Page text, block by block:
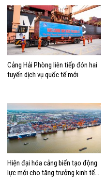
Cảng Hải Phòng liên tiếp đón hai
tuyến dịch vụ quốc tế mới
Hiện đại hóa cảng biển tạo động
lực mới cho tăng trưởng kinh tế